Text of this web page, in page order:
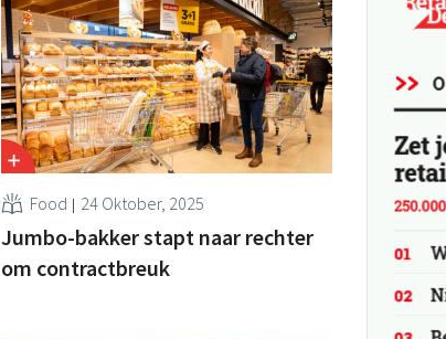
Food 24 Oktober, 2025
Jumbo-bakker stapt naar rechter
om contractbreuk